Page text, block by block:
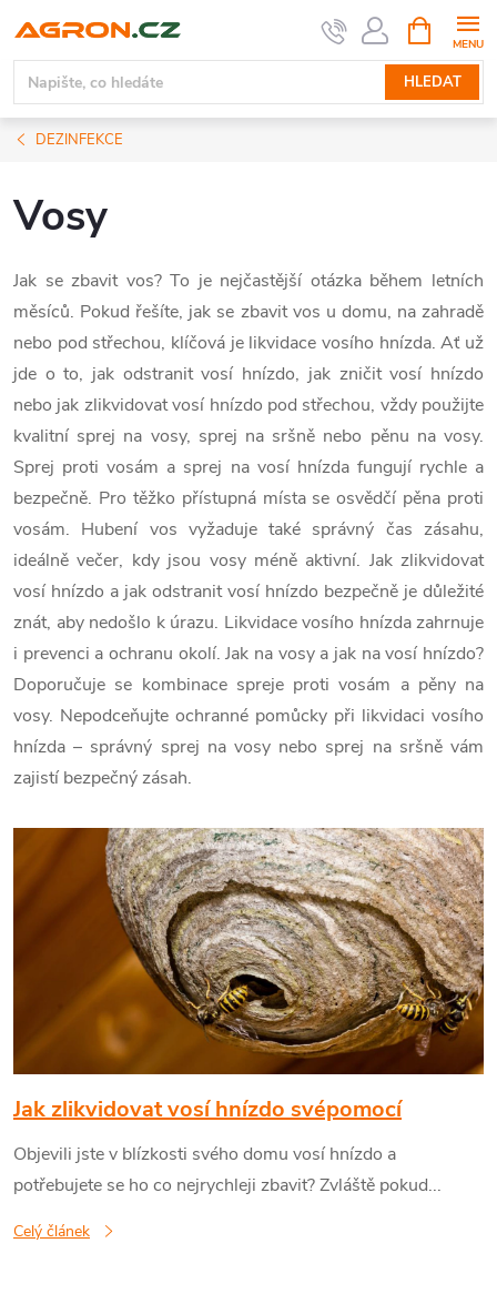
na
obsah
HLEDAT
NÁKUPNÍ
KOŠÍK
DEZINFEKCE
Vosy
Jak se zbavit vos? To je nejčastější otázka během letních
měsíců. Pokud řešíte, jak se zbavit vos u domu, na zahradě
nebo pod střechou, klíčová je likvidace vosího hnízda. Ať už
jde o to, jak odstranit vosí hnízdo, jak zničit vosí hnízdo
nebo jak zlikvidovat vosí hnízdo pod střechou, vždy použijte
kvalitní sprej na vosy, sprej na sršně nebo pěnu na vosy.
Sprej proti vosám a sprej na vosí hnízda fungují rychle a
bezpečně. Pro těžko přístupná místa se osvědčí pěna proti
vosám. Hubení vos vyžaduje také správný čas zásahu,
ideálně večer, kdy jsou vosy méně aktivní. Jak zlikvidovat
vosí hnízdo a jak odstranit vosí hnízdo bezpečně je důležité
znát, aby nedošlo k úrazu. Likvidace vosího hnízda zahrnuje
i prevenci a ochranu okolí. Jak na vosy a jak na vosí hnízdo?
Doporučuje se kombinace spreje proti vosám a pěny na
vosy. Nepodceňujte ochranné pomůcky při likvidaci vosího
hnízda – správný sprej na vosy nebo sprej na sršně vám
zajistí bezpečný zásah.
V
ý
s
č
l
á
Jak zlikvidovat vosí hnízdo svépomocí
Objevili jste v blízkosti svého domu vosí hnízdo a
potřebujete se ho co nejrychleji zbavit? Zvláště pokud...
Celý článek